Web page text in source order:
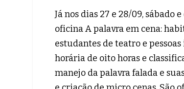
Já nos dias 27 e 28/09, sábado
oficina A palavra em cena:
estudantes de teatro e
horária de oito horas e
manejo da palavra falada e